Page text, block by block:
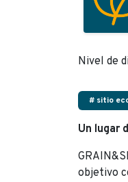
Nivel de
# sitio
Un lugar
objetivo